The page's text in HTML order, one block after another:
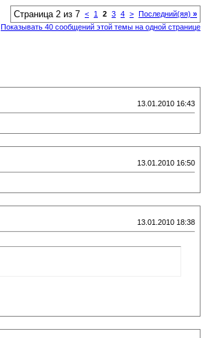
Страница 2 из 7 < 1 2 3 4 > Последний(яя) »
Показывать 40 сообщений этой темы на одной странице
13.01.2010 16:43
13.01.2010 16:50
13.01.2010 18:38